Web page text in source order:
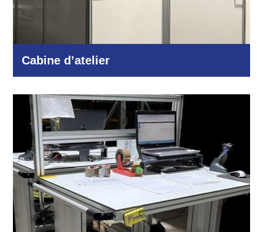
Cabine d’atelier
Industrie et production